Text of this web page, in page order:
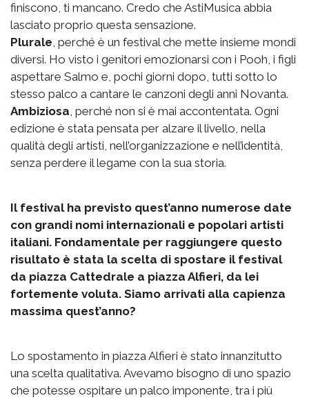
finiscono, ti mancano. Credo che AstiMusica abbia
lasciato proprio questa sensazione.
Plurale, perché è un festival che mette insieme mondi
diversi. Ho visto i genitori emozionarsi con i Pooh, i figli
aspettare Salmo e, pochi giorni dopo, tutti sotto lo
stesso palco a cantare le canzoni degli anni Novanta.
Ambiziosa, perché non si è mai accontentata. Ogni
edizione è stata pensata per alzare il livello, nella
qualità degli artisti, nell’organizzazione e nell’identità,
senza perdere il legame con la sua storia.
Il festival ha previsto quest’anno numerose date
con grandi nomi internazionali e popolari artisti
italiani. Fondamentale per raggiungere questo
risultato è stata la scelta di spostare il festival
da piazza Cattedrale a piazza Alfieri, da lei
fortemente voluta. Siamo arrivati alla capienza
massima quest’anno?
Lo spostamento in piazza Alfieri è stato innanzitutto
una scelta qualitativa. Avevamo bisogno di uno spazio
che potesse ospitare un palco imponente, tra i più